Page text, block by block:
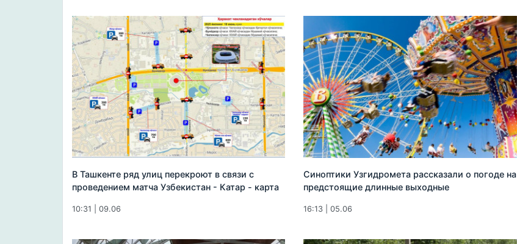
В Ташкенте ряд улиц перекроют в связи с
проведением матча Узбекистан - Катар - карта
10:31 | 09.06
Синоптики Узгидромета рассказали о погоде на
предстоящие длинные выходные
16:13 | 05.06